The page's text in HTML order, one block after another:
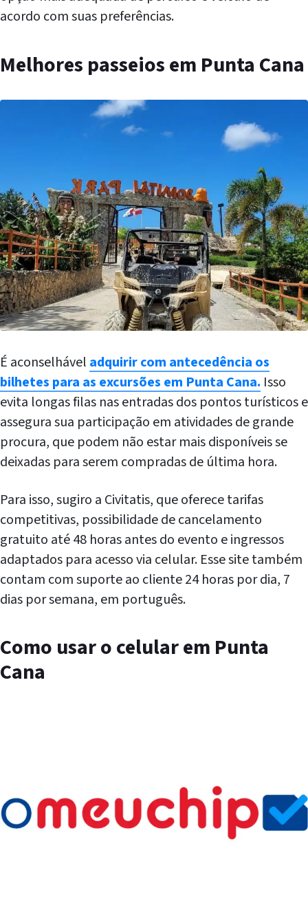
acordo com suas preferências.
Melhores passeios em Punta Cana
É aconselhável adquirir com antecedência os
bilhetes para as excursões em Punta Cana. Isso
evita longas filas nas entradas dos pontos turísticos e
assegura sua participação em atividades de grande
procura, que podem não estar mais disponíveis se
deixadas para serem compradas de última hora.
Para isso, sugiro a Civitatis, que oferece tarifas
competitivas, possibilidade de cancelamento
gratuito até 48 horas antes do evento e ingressos
adaptados para acesso via celular. Esse site também
contam com suporte ao cliente 24 horas por dia, 7
dias por semana, em português.
Como usar o celular em Punta
Cana